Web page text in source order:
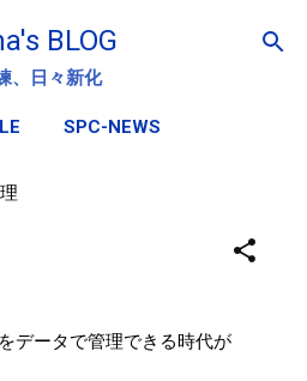
ン コンテンツに移動
BLOG
、日々新化
SPC-NEWS
データで管理できる時代が